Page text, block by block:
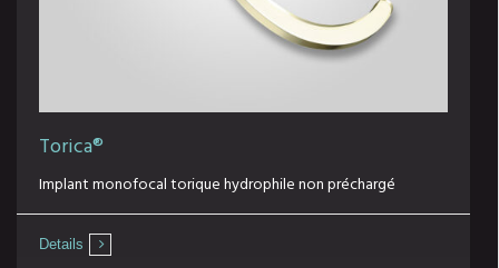
Torica®
Implant monofocal torique hydrophile non préchargé
Details